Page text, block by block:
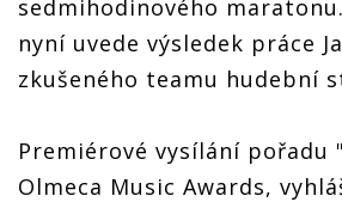
sedmihodinového
nyní uvede výsledek práce
zkušeného teamu hudební
Premiérové vysílání pořadu
Olmeca Music Awards,